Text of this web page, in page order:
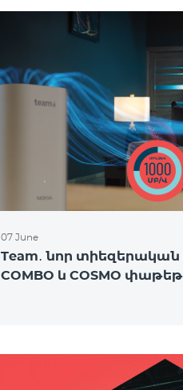
07 June
Team․ նոր տիեզերական
COMBO և COSMO